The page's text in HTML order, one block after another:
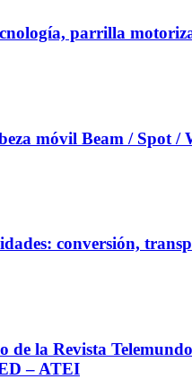
parrilla
móvil Beam / Spot /
conversión,
la Revista
– ATEI